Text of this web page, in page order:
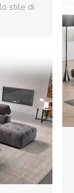
stile di